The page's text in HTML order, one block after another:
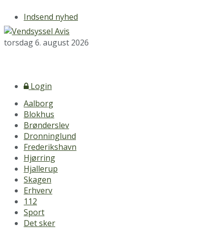
Indsend nyhed
torsdag 6. august 2026
Login
Aalborg
Blokhus
Brønderslev
Dronninglund
Frederikshavn
Hjørring
Hjallerup
Skagen
Erhverv
112
Sport
Det sker